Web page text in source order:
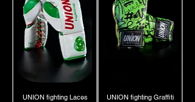
UNION fighting Graffiti
UNION fighting Laces